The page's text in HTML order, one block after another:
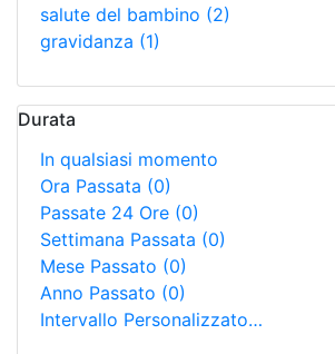
salute del bambino (2)
gravidanza (1)
Durata
In qualsiasi momento
Ora Passata (0)
Passate 24 Ore (0)
Settimana Passata (0)
Mese Passato (0)
Anno Passato (0)
Intervallo Personalizzato…